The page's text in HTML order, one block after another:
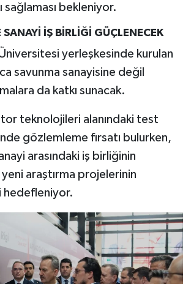
sağlaması bekleniyor.
SANAYİ İŞ BİRLİĞİ GÜÇLENECEK
yerleşkesinde kurulan
savunma sanayisine değil
da katkı sunacak.
teknolojileri alanındaki test
gözlemleme fırsatı bulurken,
arasındaki iş birliğinin
araştırma projelerinin
hedefleniyor.